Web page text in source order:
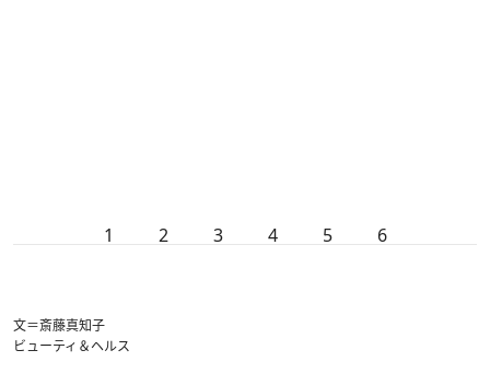
1 2 3 4 5 6
文＝斎藤真知子
ビューティ＆ヘルス